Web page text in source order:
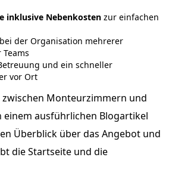
inklusive Nebenkosten zur einfachen
der Organisation mehrerer
und ein schneller
vor Ort
zwischen Monteurzimmern und
einem ausführlichen Blogartikel
Überblick über das Angebot und
die Startseite und die